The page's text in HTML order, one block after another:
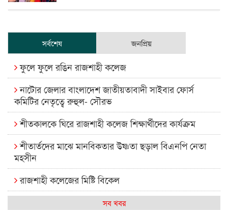
সর্বশেষ জনপ্রিয়
ফুলে ফুলে রঙিন রাজশাহী কলেজ
নাটোর জেলার বাংলাদেশ জাতীয়তাবাদী সাইবার ফোর্স
কমিটির নেতৃত্বে রুহুল- সৌরভ
শীতকালকে ঘিরে রাজশাহী কলেজ শিক্ষার্থীদের কার্যক্রম
শীতার্তদের মাঝে মানবিকতার উষ্ণতা ছড়াল বিএনপি নেতা
মহসীন
রাজশাহী কলেজের মিষ্টি বিকেল
কেমন আছে আমাদের দেশের মধ্যবিত্তরা
সব খবর